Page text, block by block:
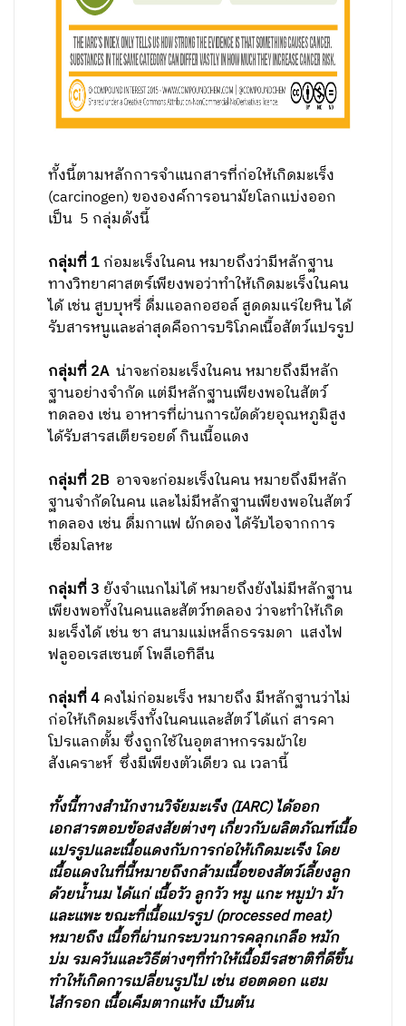
ทั้งนี้ตามหลักการจำแนกสารที่ก่อให้เกิดมะเร็ง
(carcinogen) ขององค์การอนามัยโลกแบ่งออก
เป็น 5 กลุ่มดังนี้
กลุ่มที่ 1ก่อมะเร็งในคน หมายถึงว่ามีหลักฐาน
ทางวิทยาศาสตร์เพียงพอว่าทำให้เกิดมะเร็งในคน
ได้ เช่น สูบบุหรี่ ดื่มแอลกอฮอล์ สูดดมแร่ใยหิน ได้
รับสารหนูและล่าสุดคือการบริโภคเนื้อสัตว์แปรรูป
กลุ่มที่ 2Aน่าจะก่อมะเร็งในคน หมายถึงมีหลัก
ฐานอย่างจำกัด แต่มีหลักฐานเพียงพอในสัตว์
ทดลอง เช่น อาหารที่ผ่านการผัดด้วยอุณหภูมิสูง
ได้รับสารสเตียรอยด์ กินเนื้อแดง
กลุ่มที่ 2B อาจจะก่อมะเร็งในคน หมายถึงมีหลัก
ฐานจำกัดในคน และไม่มีหลักฐานเพียงพอในสัตว์
ทดลอง เช่น ดื่มกาแฟ ผักดอง ได้รับไอจากการ
เชื่อมโลหะ
กลุ่มที่ 3 ยังจำแนกไม่ได้ หมายถึงยังไม่มีหลักฐาน
เพียงพอทั้งในคนและสัตว์ทดลอง ว่าจะทำให้เกิด
มะเร็งได้ เช่น ชา สนามแม่เหล็กธรรมดา แสงไฟ
ฟลูออเรสเซนต์ โพลีเอทิลีน
กลุ่มที่ 4คงไม่ก่อมะเร็ง หมายถึง มีหลักฐานว่าไม่
ก่อให้เกิดมะเร็งทั้งในคนและสัตว์ ได้แก่ สารคา
โปรแลกตั้ม ซึ่งถูกใช้ในอุตสาหกรรมผ้าใย
สังเคราะห์ ซึ่งมีเพียงตัวเดียว ณ เวลานี้
ทั้งนี้ทางสำนักงานวิจัยมะเร็ง (IARC) ได้ออก
เอกสารตอบข้อสงสัยต่างๆ เกี่ยวกับผลิตภัณฑ์เนื้อ
แปรรูปและเนื้อแดงกับการก่อให้เกิดมะเร็ง โดย
เนื้อแดงในที่นี้หมายถึงกล้ามเนื้อของสัตว์เลี้ยงลูก
ด้วยน้ำนม ได้แก่ เนื้อวัว ลูกวัว หมู แกะ หมูป่า ม้า
และแพะ ขณะที่เนื้อแปรรูป (processed meat)
หมายถึง เนื้อที่ผ่านกระบวนการคลุกเกลือ หมัก
บ่ม รมควันและวิธีต่างๆที่ทำให้เนื้อมีรสชาติที่ดีขึ้น
ทำให้เกิดการเปลี่ยนรูปไป เช่น ฮอตดอก แฮม
ไส้กรอก เนื้อเค็มตากแห้ง เป็นต้น